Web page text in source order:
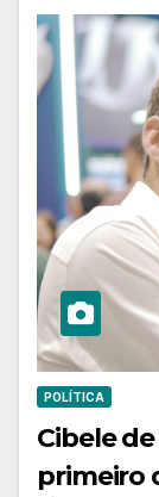
POLÍTICA
Cibele
primeiro